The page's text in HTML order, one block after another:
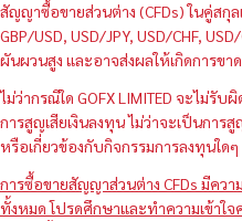
สัญญาซื้อขายส่วนต่าง (CFDs) ในคู่สกุล
GBP/USD, USD/JPY, USD/CHF,
ผันผวนสูง และอาจส่งผลให้เกิดการข
ไม่ว่ากรณีใด GOFX LIMITED จะไม่
การสูญเสียเงินลงทุน ไม่ว่าจะเป็นกา
หรือเกี่ยวข้องกับกิจกรรมการลงทุนใดๆ
การซื้อขายสัญญาส่วนต่าง CFDs มีคว
ทั้งหมด โปรดศึกษาและทำความเข้าใจ